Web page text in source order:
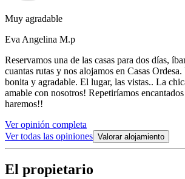
Muy agradable
Eva Angelina M.p
Reservamos una de las casas para dos días,
cuantas rutas y nos alojamos en Casas
bonita y agradable. El lugar, las vistas.. La
amable con nosotros! Repetiríamos
haremos!!
Ver opinión completa
Ver todas las opiniones Valorar alojamiento
El propietario